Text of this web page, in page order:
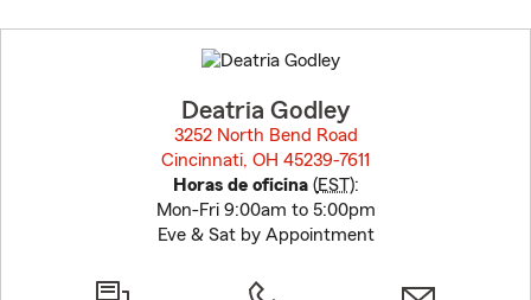
to
before
Deatria Godley
3252 North Bend Road
Cincinnati, OH 45239-7611
Horas de oficina(EST):
Mon-Fri 9:00am to 5:00pm
Eve & Sat by Appointment